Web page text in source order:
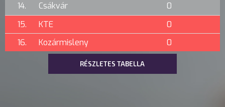
14.
Csákvár
0
15.
KTE
0
16.
Kozármisleny 0
RÉSZLETES TABELLA